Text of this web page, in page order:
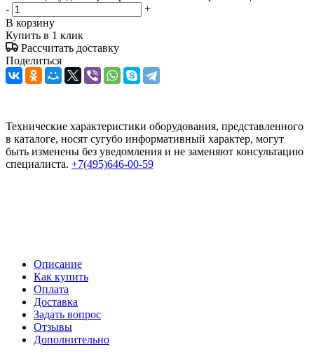
-
+
В корзину
Купить в 1 клик
Рассчитать доставку
Поделиться
Технические характеристики оборудования, представленного
в каталоге, носят сугубо информативный характер, могут
быть изменены без уведомления и не заменяют консультацию
специалиста. +7(495)646-00-59
Описание
Как купить
Оплата
Доставка
Задать вопрос
Отзывы
Дополнительно